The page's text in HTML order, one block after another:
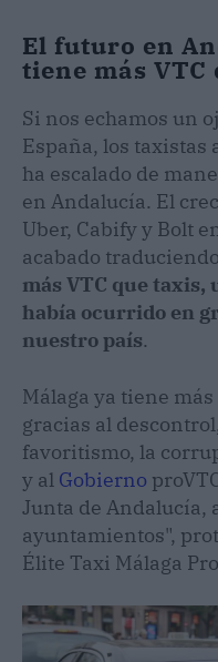
El futuro en
tiene más VTC
Si nos echamos un
España, los taxistas
ha escalado de
en Andalucía. El
Uber, Cabify y Bolt
acabado
más VTC que taxis,
había ocurrido en
nuestro país.
Málaga ya tiene
gracias al
favoritismo, la
y al Gobierno
Junta de Andalucía,
ayuntamientos",
Élite Taxi Málaga